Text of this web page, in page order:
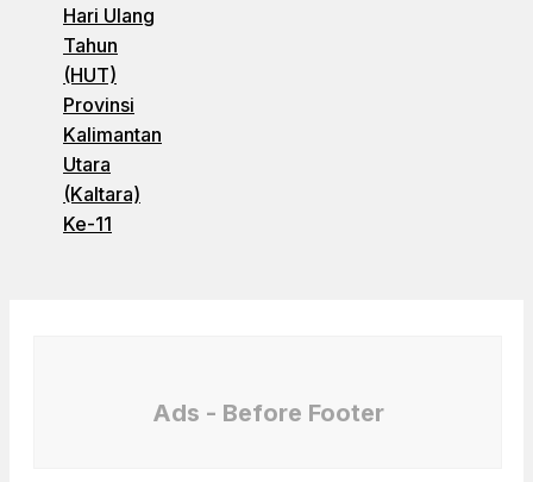
Hari Ulang
Tahun
(HUT)
Provinsi
Kalimantan
Utara
(Kaltara)
Ke-11
Ads - Before Footer